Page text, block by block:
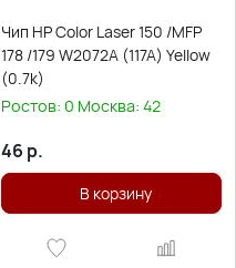
Чип HP Color Laser 150 /MFP
178 /179 W2072A (117A) Yellow
(0.7k)
Ростов: 0 Москва: 42
46 р.
В корзину